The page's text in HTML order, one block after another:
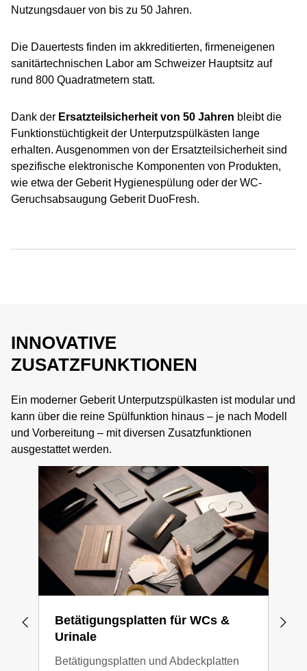
Nutzungsdauer von bis zu 50 Jahren.
Die Dauertests finden im akkreditierten, firmeneigenen
sanitärtechnischen Labor am Schweizer Hauptsitz auf
rund 800 Quadratmetern statt.
Dank der Ersatzteilsicherheit von 50 Jahren bleibt die
Funktionstüchtigkeit der Unterputzspülkästen lange
erhalten. Ausgenommen von der Ersatzteilsicherheit sind
spezifische elektronische Komponenten von Produkten,
wie etwa der Geberit Hygienespülung oder der WC-
Geruchsabsaugung Geberit DuoFresh.
INNOVATIVE
ZUSATZFUNKTIONEN
Ein moderner Geberit Unterputzspülkasten ist modular und
kann über die reine Spülfunktion hinaus – je nach Modell
und Vorbereitung – mit diversen Zusatzfunktionen
ausgestattet werden.
Betätigungsplatten für WCs &
Urinale
Betätigungsplatten und Abdeckplatten